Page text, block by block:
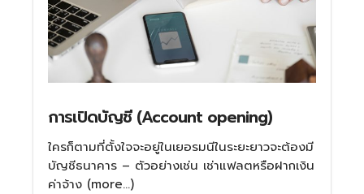
การเปิดบัญชี (Account opening)
ใครก็ตามที่ตั้งใจจะอยู่ในเยอรมนีในระยะยาวจะต้องมี
บัญชีธนาคาร – ตัวอย่างเช่น เช่าแฟลตหรือฝากเงิน
ค่าจ้าง (more…)